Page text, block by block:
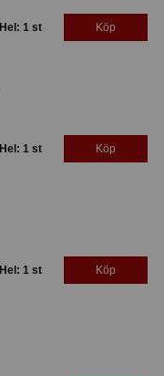
Hel: 1 st Köp
Hel: 1 st Köp
Hel: 1 st Köp